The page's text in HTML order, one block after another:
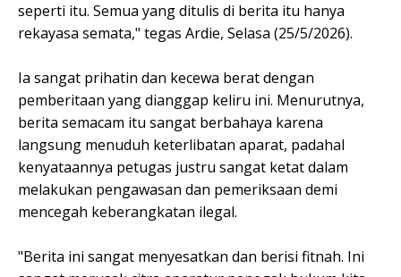
seperti itu. Semua yang ditulis di berita itu hanya
rekayasa semata," tegas Ardie, Selasa (25/5/2026).
Ia sangat prihatin dan kecewa berat dengan
pemberitaan yang dianggap keliru ini. Menurutnya,
berita semacam itu sangat berbahaya karena
langsung menuduh keterlibatan aparat, padahal
kenyataannya petugas justru sangat ketat dalam
melakukan pengawasan dan pemeriksaan demi
mencegah keberangkatan ilegal.
"Berita ini sangat menyesatkan dan berisi fitnah. Ini